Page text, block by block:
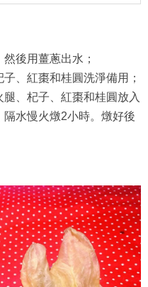
後用薑蔥出水；
、紅棗和桂圓洗淨備用；
、杞子、紅棗和桂圓放入
水慢火燉2小時。燉好後